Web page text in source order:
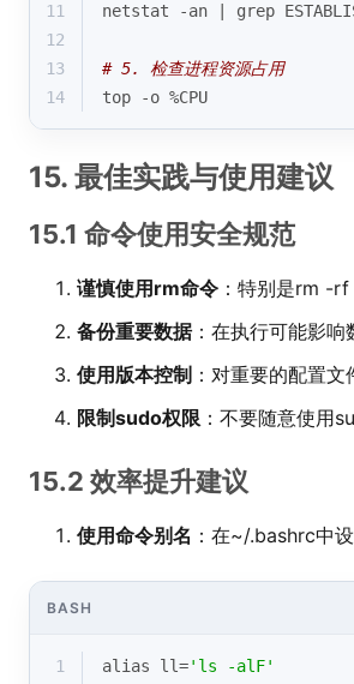
11
netstat -an | grep
12
13
# 5. 检查进程资源占用
14
top -o %CPU
15. 最佳实践与使用建议
15.1 命令使用安全规范
谨慎使用rm命令 ：特别是rm -
备份重要数据：在执行可能影响
使用版本控制 ：对重要的配置
限制sudo权限 ：不要随意使用
15.2 效率提升建议
使用命令别名 ：在~/.bashrc中
BASH
1 alias ll='ls -alF'